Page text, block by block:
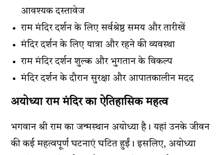
आवश्यक दस्तावेज
राम मंदिर दर्शन के लिए सर्वश्रेष्ठ समय और तारीखें
मंदिर दर्शन के लिए यात्रा और रहने की व्यवस्था
राम मंदिर दर्शन शुल्क और भुगतान के विकल्प
मंदिर दर्शन के दौरान सुरक्षा और आपातकालीन मदद
अयोध्या राम मंदिर का ऐतिहासिक महत्व
भगवान श्री राम का जन्मस्थान अयोध्या है। यहां उनके जीवन
की कई महत्वपूर्ण घटनाएं घटित हुईं। इसलिए, अयोध्या